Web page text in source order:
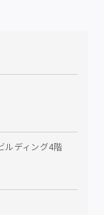
ルディング4階